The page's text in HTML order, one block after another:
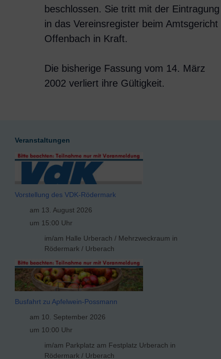
beschlossen. Sie tritt mit der Eintragung
in das Vereinsregister beim Amtsgericht
Offenbach in Kraft.
Die bisherige Fassung vom 14. März
2002 verliert ihre Gültigkeit.
Veranstaltungen
Vorstellung des VDK-Rödermark
am 13. August 2026
um 15:00 Uhr
im/am Halle Urberach / Mehrzweckraum in
Rödermark / Urberach
Busfahrt zu Apfelwein-Possmann
am 10. September 2026
um 10:00 Uhr
im/am Parkplatz am Festplatz Urberach in
Rödermark / Urberach